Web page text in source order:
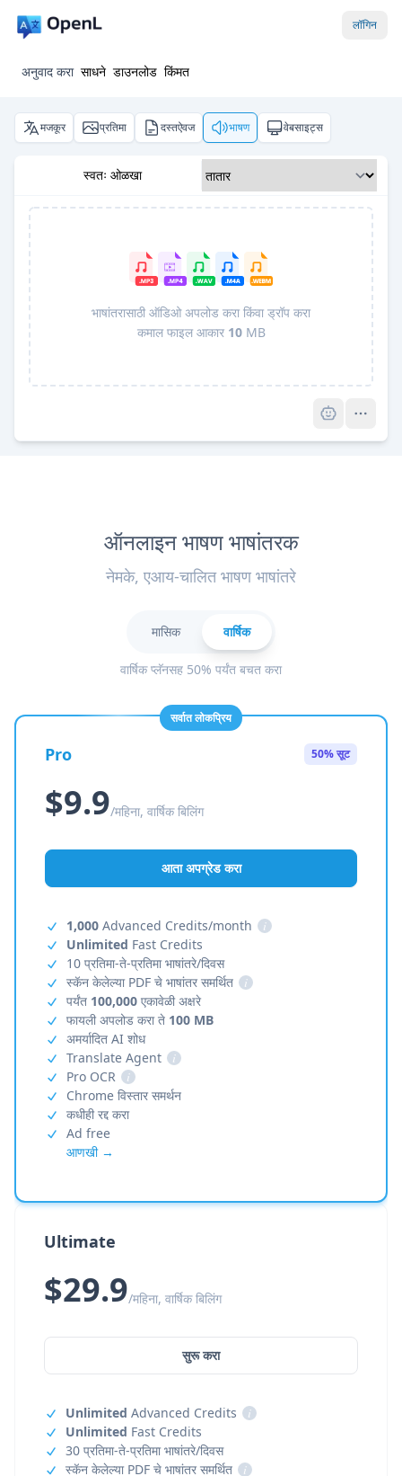
लॉगिन
अनुवाद करा साधने डाउनलोड किंमत
मजकूर प्रतिमा दस्तऐवज भाषण वेबसाइट्स
स्वतः ओळखा
भाषांतरासाठी ऑडिओ अपलोड करा किंवा ड्रॉप करा
कमाल फाइल आकार 10MB
ऑनलाइन भाषण भाषांतरक
नेमके, एआय-चालित भाषण भाषांतरे
मासिक वार्षिक
वार्षिक प्लॅनसह 50% पर्यंत बचत करा
सर्वात लोकप्रिय
Pro 50% सूट
$9.9/महिना, वार्षिक बिलिंग
आता अपग्रेड करा
1,000 Advanced Credits/month
i
Unlimited Fast Credits
10 प्रतिमा-ते-प्रतिमा भाषांतरे/दिवस
स्कॅन केलेल्या PDF चे भाषांतर समर्थित
i
पर्यंत 100,000 एकावेळी अक्षरे
फायली अपलोड करा ते 100 MB
अमर्यादित AI शोध
Translate Agent
i
Pro OCR
i
Chrome विस्तार समर्थन
कधीही रद्द करा
Ad free
आणखी →
Ultimate
$29.9/महिना, वार्षिक बिलिंग
सुरू करा
Unlimited Advanced Credits
i
Unlimited Fast Credits
30 प्रतिमा-ते-प्रतिमा भाषांतरे/दिवस
स्कॅन केलेल्या PDF चे भाषांतर समर्थित
i